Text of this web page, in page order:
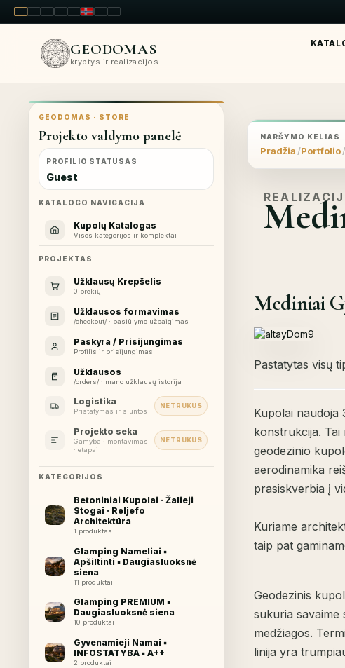
LT ENPL FR RUNOSKRO
GEODOMAS
kryptys ir realizacijos
GEODOMAS · STORE
Projekto valdymo panelė
PROFILIO STATUSAS
Guest
KATALOGO NAVIGACIJA
Kupolų Katalogas
Visos kategorijos ir komplektai
PROJEKTAS
Užklausų Krepšelis
0 prekių
Užklausos formavimas
/checkout/ · pasiūlymo užbaigimas
Paskyra / Prisijungimas
Profilis ir prisijungimas
Užklausos
/orders/ · mano užklausų istorija
Logistika
Pristatymas ir siuntos
NETRUKUS
Projekto seka
Gamyba · montavimas
· etapai
NETRUKUS
KATEGORIJOS
Betoniniai Kupolai · Žalieji
Stogai · Reljefo
Architektūra
1 produktas
Glamping Nameliai ▪︎
Apšiltinti ▪︎ Daugiasluoksnė
siena
11 produktai
Glamping PREMIUM ▪︎
Daugiasluoksnė siena
10 produktai
Gyvenamieji Namai ▪︎
INFOSTATYBA ▪︎ A++
2 produktai
NARŠYMO KELIAS
Pradžia Portfolio
Mediniai
Pastatytas visų
Kupolai naudoja
konstrukcija.
geodezinio
aerodinamika
prasiskverbia į
Kuriame
taip pat
Geodezinis
sukuria savaime
medžiagos.
linija yra